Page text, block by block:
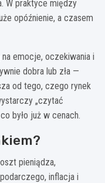
W praktyce między
opóźnienie, a czasem
emocje, oczekiwania i
dobra lub zła —
od tego, czego rynek
„czytać
było już w cenach.
pieniądza,
inflacja i